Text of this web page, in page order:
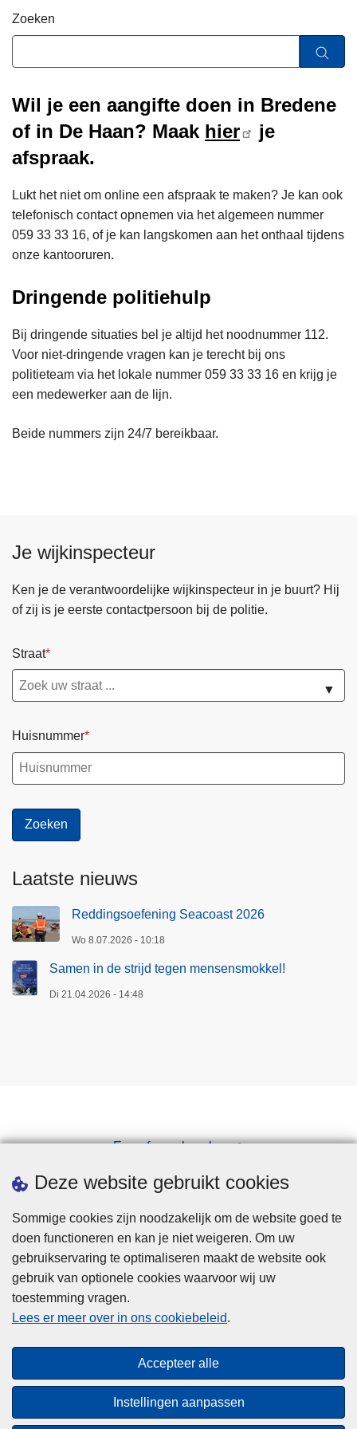
Deze website gebruikt cookies
Sommige cookies zijn noodzakelijk om de website goed te
doen functioneren en kan je niet weigeren. Om uw
gebruikservaring te optimaliseren maakt de website ook
gebruik van optionele cookies waarvoor wij uw
toestemming vragen.
Lees er meer over in ons cookiebeleid.
Accepteer alle
Instellingen aanpassen
Zoeken
Wil je een aangifte doen in Bredene
of in De Haan? Maak hier
je
afspraak.
Lukt het niet om online een afspraak te maken? Je kan ook
telefonisch contact opnemen via het algemeen nummer
059 33 33 16, of je kan langskomen aan het onthaal tijdens
onze kantooruren.
Dringende politiehulp
Bij dringende situaties bel je altijd het noodnummer 112.
Voor niet-dringende vragen kan je terecht bij ons
politieteam via het lokale nummer 059 33 33 16 en krijg je
een medewerker aan de lijn.
Beide nummers zijn 24/7 bereikbaar.
Je wijkinspecteur
Ken je de verantwoordelijke wijkinspecteur in je buurt? Hij
of zij is je eerste contactpersoon bij de politie.
Straat
▼
Huisnummer
Laatste nieuws
Reddingsoefening Seacoast 2026
Wo 8.07.2026 - 10:18
Samen in de strijd tegen mensensmokkel!
Di 21.04.2026 - 14:48
Een afspraak maken
Privacy
Cookies
Toegankelijkheid
© 2026 Politie.be